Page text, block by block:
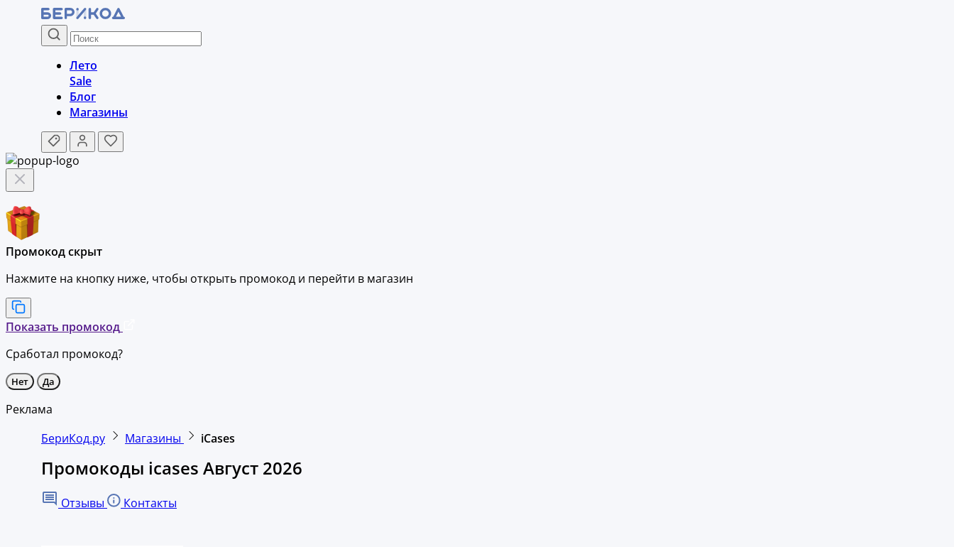
Лето
Sale
Блог
Магазины
Промокод скрыт
Нажмите на кнопку ниже, чтобы открыть промокод и перейти в магазин
Показать промокод
Сработал промокод?
Нет Да
Реклама
БериКод.ру
Магазины iCases
Промокоды icases Август 2026
Отзывы Контакты